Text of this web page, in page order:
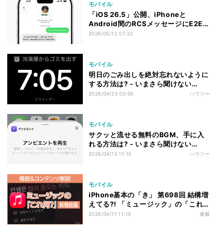
モバイル
「iOS 26.5」公開、iPhoneと
Android間のRCSメッセージにE2E
暗号化機能
2026/05/12 07:22
モバイル
明日のごみ出しを絶対忘れないように
する方法は? - いまさら聞けない
iPhoneのなぜ
2026/04/25 00:00 ハウツー
モバイル
サクッと流せる無料のBGM、手に入
れる方法は? - いまさら聞けない
iPhoneのなぜ
2026/04/15 11:15 ハウツー
モバイル
iPhone基本の「き」 第698回 結構増
えてる?! 「ミュージック」の「これ
何？」機能＆コンテンツ解説（2）
2026/04/11 11:15 連載